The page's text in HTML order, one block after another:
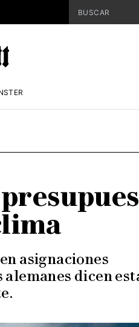
asignaciones
dicen